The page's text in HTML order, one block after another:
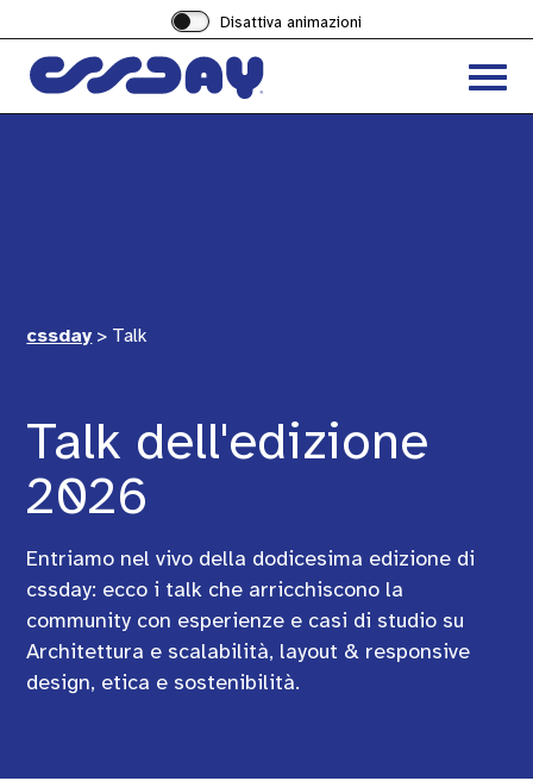
Disattiva animazioni
Accedi
menu
cssday > Talk
Talk dell'edizione
2026
Entriamo nel vivo della dodicesima edizione di
cssday: ecco i talk che arricchiscono la
community con esperienze e casi di studio su
Architettura e scalabilità, layout & responsive
design, etica e sostenibilità.